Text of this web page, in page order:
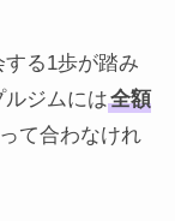
る1歩が踏み
ジムには全額
て合わなけれ